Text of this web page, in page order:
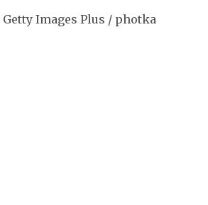
Images Plus / photka